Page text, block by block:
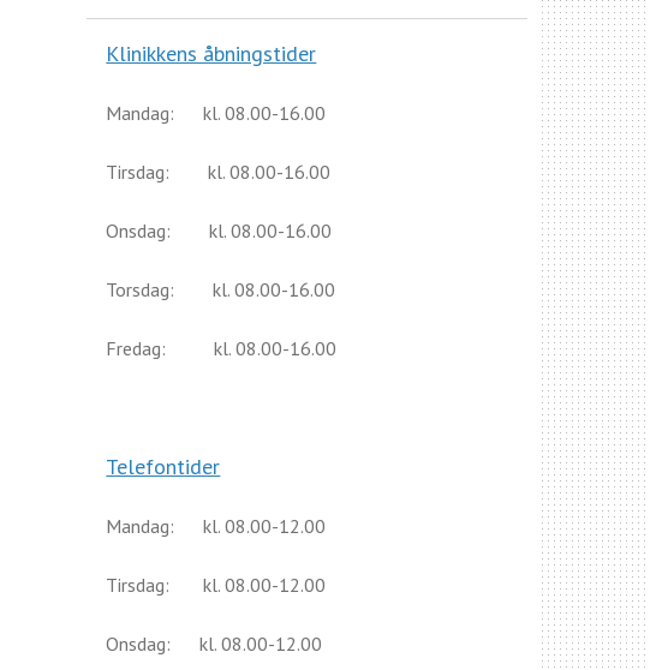
Klinikkens åbningstider
Mandag: kl. 08.00-16.00
Tirsdag: kl. 08.00-16.00
Onsdag: kl. 08.00-16.00
Torsdag: kl. 08.00-16.00
Fredag: kl. 08.00-16.00
Telefontider
Mandag: kl. 08.00-12.00
Tirsdag: kl. 08.00-12.00
Onsdag: kl. 08.00-12.00